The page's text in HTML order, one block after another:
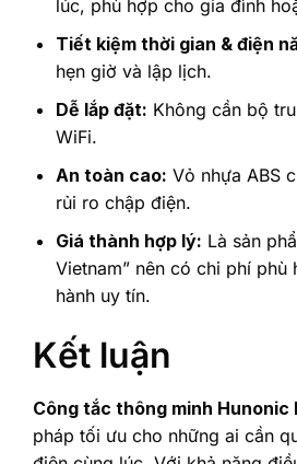
lúc, phù hợp cho gia đình
Tiết kiệm thời gian & điện
hẹn giờ và lập lịch.
Dễ lắp đặt: Không cần bộ
WiFi.
An toàn cao: Vỏ nhựa ABS
rủi ro chập điện.
Giá thành hợp lý: Là sản
Vietnam” nên có chi phí phù
hành uy tín.
Kết luận
Công tắc thông minh Hunonic
pháp tối ưu cho những ai cần